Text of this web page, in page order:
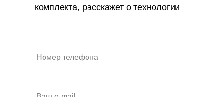
комплекта, расскажет о технологии